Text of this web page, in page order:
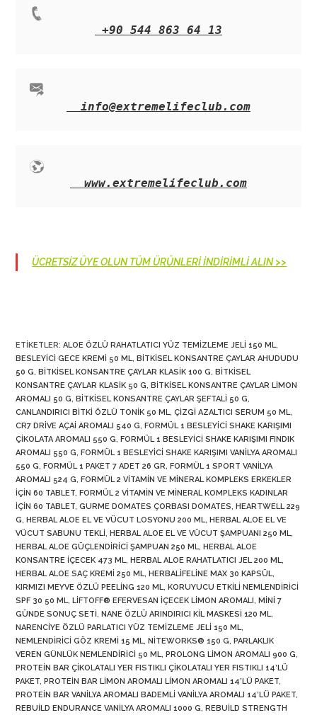
+90 544 863 64 13
info@extremelifeclub.com
www.extremelifeclub.com
ÜCRETSİZ ÜYE OLUN TÜM ÜRÜNLERİ İNDİRİMLİ ALIN >>
ETIKETLER:ALOE ÖZLÜ RAHATLATICI YÜZ TEMIZLEME JELI 150 ML,
BESLEYICI GECE KREMI 50 ML, BITKISEL KONSANTRE ÇAYLAR AHUDUDU
50 G, BITKISEL KONSANTRE ÇAYLAR KLASIK 100 G, BITKISEL
KONSANTRE ÇAYLAR KLASIK 50 G, BITKISEL KONSANTRE ÇAYLAR LIMON
AROMALI 50 G, BITKISEL KONSANTRE ÇAYLAR ŞEFTALI 50 G,
CANLANDIRICI BITKI ÖZLÜ TONIK 50 ML, ÇIZGI AZALTICI SERUM 50 ML,
CR7 DRIVE AÇAI AROMALI 540 G, FORMÜL 1 BESLEYICI SHAKE KARIŞIMI
ÇIKOLATA AROMALI 550 G, FORMÜL 1 BESLEYICI SHAKE KARIŞIMI FINDIK
AROMALI 550 G, FORMÜL 1 BESLEYICI SHAKE KARIŞIMI VANILYA AROMALI
550 G, FORMÜL 1 PAKET 7 ADET 26 GR, FORMÜL 1 SPORT VANILYA
AROMALI 524 G, FORMÜL 2 VITAMIN VE MINERAL KOMPLEKS ERKEKLER
İÇIN 60 TABLET, FORMÜL 2 VITAMIN VE MINERAL KOMPLEKS KADINLAR
İÇIN 60 TABLET, GURME DOMATES ÇORBASI DOMATES, HEARTWELL 229
G, HERBAL ALOE EL VE VÜCUT LOSYONU 200 ML, HERBAL ALOE EL VE
VÜCUT SABUNU TEKLI, HERBAL ALOE EL VE VÜCUT ŞAMPUANI 250 ML,
HERBAL ALOE GÜÇLENDIRICI ŞAMPUAN 250 ML, HERBAL ALOE
KONSANTRE İÇECEK 473 ML, HERBAL ALOE RAHATLATICI JEL 200 ML,
HERBAL ALOE SAÇ KREMI 250 ML, HERBALIFELINE MAX 30 KAPSÜL,
KIRMIZI MEYVE ÖZLÜ PEELING 120 ML, KORUYUCU ETKILI NEMLENDIRICI
SPF 30 50 ML, LIFTOFF® EFERVESAN İÇECEK LIMON AROMALI, MINI 7
GÜNDE SONUÇ SETI, NANE ÖZLÜ ARINDIRICI KIL MASKESI 120 ML,
NARENCIYE ÖZLÜ PARLATICI YÜZ TEMIZLEME JELI 150 ML,
NEMLENDIRICI GÖZ KREMI 15 ML, NITEWORKS® 150 G, PARLAKLIK
VEREN GÜNLÜK NEMLENDIRICI 50 ML, PROLONG LIMON AROMALI 900 G,
PROTEIN BAR ÇIKOLATALI YER FISTIKLI ÇIKOLATALI YER FISTIKLI 14’LÜ
PAKET, PROTEIN BAR LIMON AROMALI LIMON AROMALI 14’LÜ PAKET,
PROTEIN BAR VANILYA AROMALI BADEMLI VANILYA AROMALI 14’LÜ PAKET,
REBUILD ENDURANCE VANILYA AROMALI 1000 G, REBUILD STRENGTH